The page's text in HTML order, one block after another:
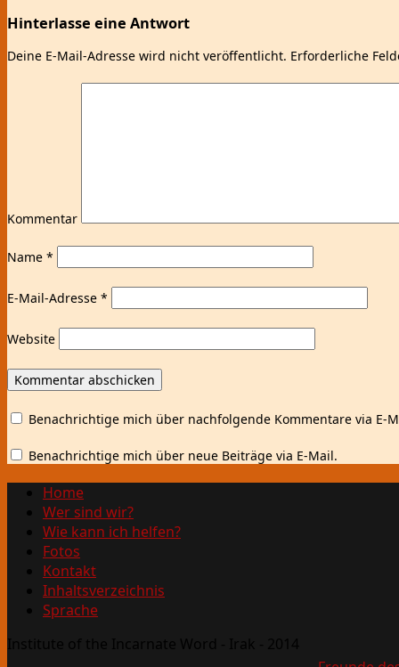
Hinterlasse eine Antwort
Deine E-Mail-Adresse wird nicht veröffentlicht. Erforderliche
Kommentar
Name *
E-Mail-Adresse *
Website
Benachrichtige mich über nachfolgende Kommentare via E-
Benachrichtige mich über neue Beiträge via E-Mail.
Home
Wer sind wir?
Wie kann ich helfen?
Fotos
Kontakt
Inhaltsverzeichnis
Sprache